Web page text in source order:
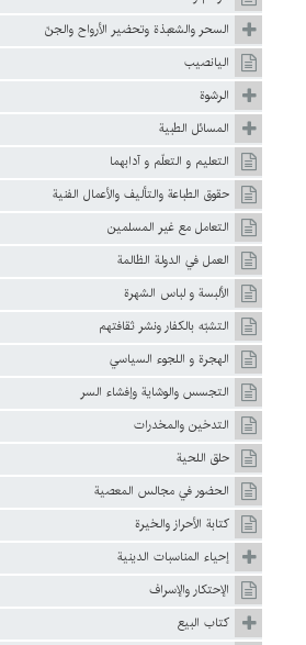
السحر والشعبذة وتحضير الأرواح والجنّ
اليانصيب
الرشوة
المسائل الطبية
التعليم و التعلّم و آدابهما
حقوق الطباعة والتأليف والأعمال الفنية
التعامل مع غير المسلمين
العمل في الدولة الظالمة
الألبسة و لباس الشهرة
التشبّه بالكفار ونشر ثقافتهم
الهجرة و اللجوء السياسي
التجسس والوشاية وإفشاء السر
التدخين والمخدرات
حلق اللحية
الحضور في مجالس المعصية
کتابة‌ الأحراز والخيرة
إحياء المناسبات الدينية
الإحتكار والإسراف
كتاب البيع